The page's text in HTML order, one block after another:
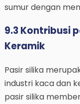
sumur dengan
9.3 Kontribusi
Keramik
Pasir silika
industri kaca dan
pasir silika